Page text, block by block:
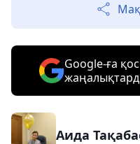
Google-ға
Аида